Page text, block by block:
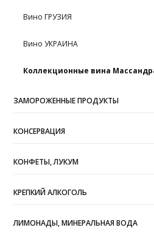
Вино ГРУЗИЯ
Вино УКРАИНА
Коллекционные вина
ЗАМОРОЖЕННЫЕ ПРОДУКТЫ
КОНСЕРВАЦИЯ
КОНФЕТЫ, ЛУКУМ
КРЕПКИЙ АЛКОГОЛЬ
ЛИМОНАДЫ, МИНЕРАЛЬНАЯ ВОДА